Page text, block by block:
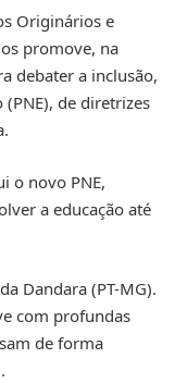
Originários e
promove, na
debater a inclusão,
de diretrizes
o novo PNE,
a educação até
Dandara (PT-MG).
com profundas
de forma